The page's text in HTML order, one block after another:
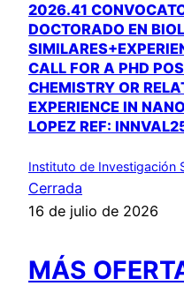
2026.41
DOCTORADO EN
CALL FOR A PHD
CHEMISTRY OR
EXPERIENCE IN
LOPEZ REF:
Instituto de Investigación
Cerrada
16 de julio de 2026
MÁS